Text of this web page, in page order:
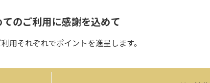
のご利用に感謝を込めて
用それぞれでポイントを進呈します。